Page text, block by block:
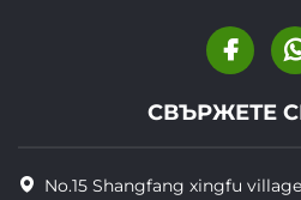
СВЪРЖЕТЕ
No.15 Shangfang xingfu